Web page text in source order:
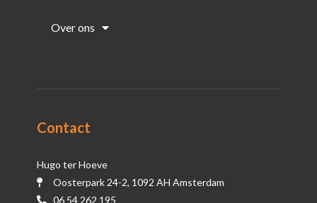
Over ons
Contact
Hugo ter Hoeve
Oosterpark 24-2, 1092 AH Amsterdam
06 54 262 195